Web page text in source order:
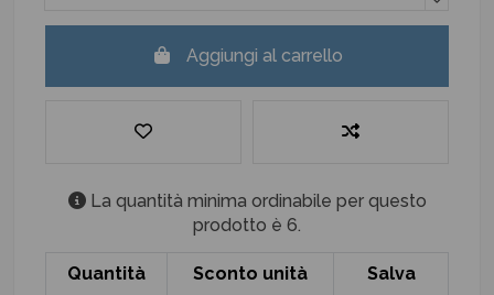
Aggiungi al carrello
La quantità minima ordinabile per questo
prodotto è 6.
Quantità Sconto unità Salva